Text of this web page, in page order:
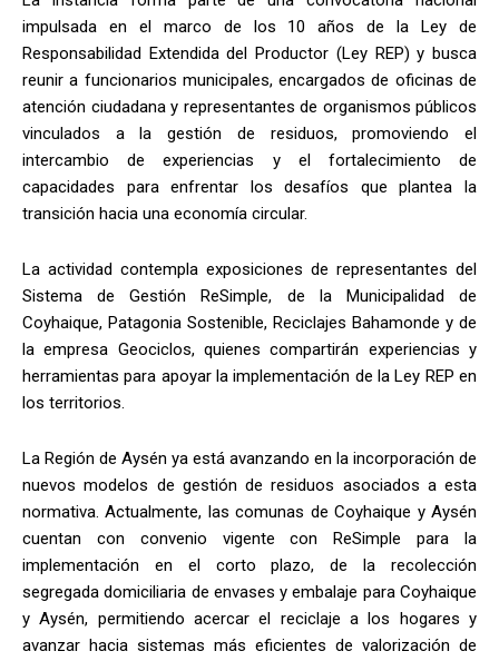
impulsada en el marco de los 10 años de la Ley de
Responsabilidad Extendida del Productor (Ley REP) y busca
reunir a funcionarios municipales, encargados de oficinas de
atención ciudadana y representantes de organismos públicos
vinculados a la gestión de residuos, promoviendo el
intercambio de experiencias y el fortalecimiento de
capacidades para enfrentar los desafíos que plantea la
transición hacia una economía circular.
La actividad contempla exposiciones de representantes del
Sistema de Gestión ReSimple, de la Municipalidad de
Coyhaique, Patagonia Sostenible, Reciclajes Bahamonde y de
la empresa Geociclos, quienes compartirán experiencias y
herramientas para apoyar la implementación de la Ley REP en
los territorios.
La Región de Aysén ya está avanzando en la incorporación de
nuevos modelos de gestión de residuos asociados a esta
normativa. Actualmente, las comunas de Coyhaique y Aysén
cuentan con convenio vigente con ReSimple para la
implementación en el corto plazo, de la recolección
segregada domiciliaria de envases y embalaje para Coyhaique
y Aysén, permitiendo acercar el reciclaje a los hogares y
avanzar hacia sistemas más eficientes de valorización de